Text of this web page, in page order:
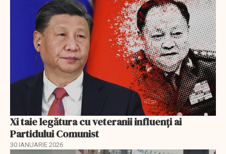
Xi taie legătura cu veteranii influenți ai
Partidului Comunist
30 IANUARIE 2026